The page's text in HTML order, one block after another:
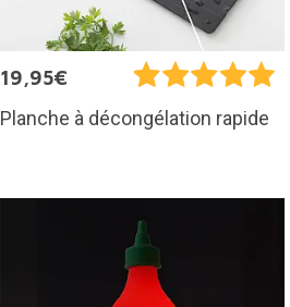
19,95€
Planche à décongélation rapide